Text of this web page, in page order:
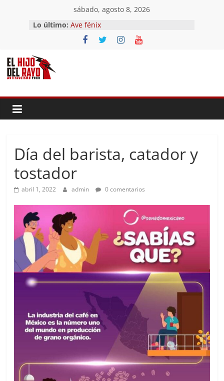
contenido
sábado, agosto 8, 2026
Lo último: Ave fénix
¿Dios no existe?
First Time
Día del barista, catador y
tostador
abril 1, 2022 admin 0 comentarios